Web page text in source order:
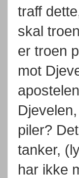
traff
skal
er troen
mot
piler?
tanker,
har ikke